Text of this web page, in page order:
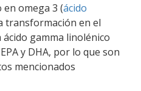
en omega 3 (ácido
transformación en el
gamma linolénico
y DHA, por lo que son
mencionados